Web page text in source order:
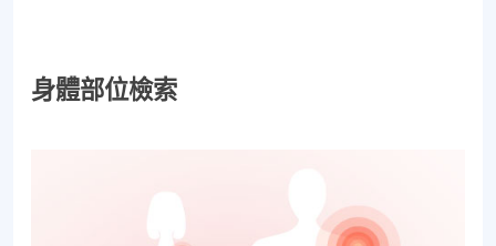
身體部位檢索